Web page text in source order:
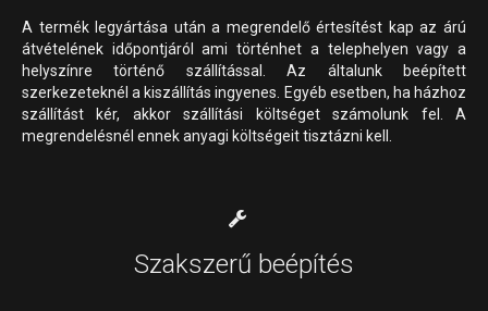
A termék legyártása után a megrendelő értesítést kap az árú
átvételének időpontjáról ami történhet a telephelyen vagy a
helyszínre történő szállítással. Az általunk beépített
szerkezeteknél a kiszállítás ingyenes. Egyéb esetben, ha házhoz
szállítást kér, akkor szállítási költséget számolunk fel. A
megrendelésnél ennek anyagi költségeit tisztázni kell.
Szakszerű beépítés